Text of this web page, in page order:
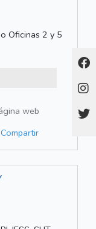
Oficinas 2 y 5
web
Compartir